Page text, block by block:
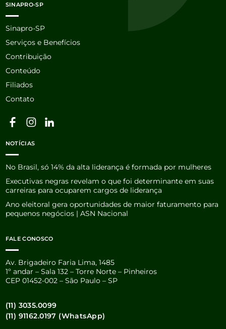
SINAPRO-SP
Sinapro-SP
Serviços e Benefícios
Contribuição
Conteúdo
Filiados
Contato
NOTÍCIAS
No Brasil, só 14% da alta liderança é formada por mulheres
Executivas negras revelam o que foi determinante em suas
carreiras para ocuparem cargos de liderança
Ano eleitoral gera oportunidades de maior faturamento para
pequenos negócios | ASN Nacional
FALE CONOSCO
Av. Brigadeiro Faria Lima, 1485
1º andar – Sala 132 – Torre Norte – Pinheiros
CEP 01452-002 – São Paulo – SP
(11) 3035.0099
(11) 91162.0197 (WhatsApp)